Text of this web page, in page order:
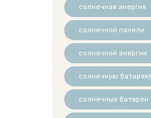
солнечная энергия
солнечной панели
солнечной энергии
солнечную батарею
солнечные батареи